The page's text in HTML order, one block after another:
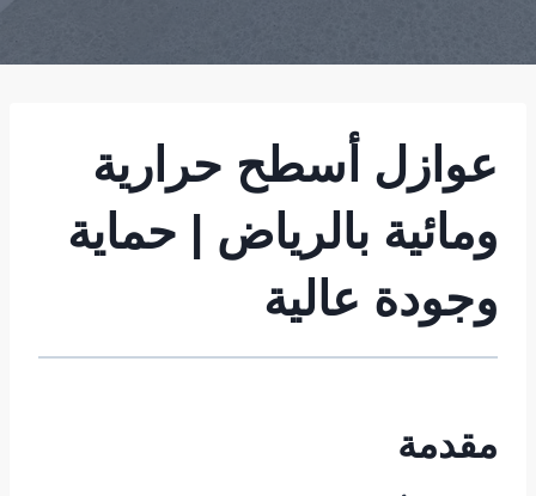
عوازل أسطح حرارية
ومائية بالرياض | حماية
وجودة عالية
مقدمة